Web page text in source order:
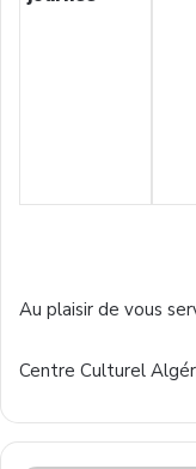
Au plaisir de vous
Centre Culturel